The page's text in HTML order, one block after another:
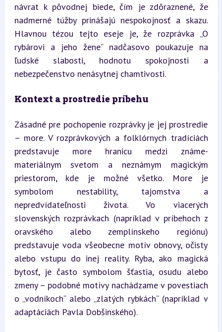
návrat k pôvodnej biede, čím je zdôraznené, že
nadmerné túžby prinášajú nespokojnosť a skazu.
Hlavnou tézou tejto eseje je, že rozprávka „O
rybárovi a jeho žene“ nadčasovo poukazuje na
ľudské slabosti, hodnotu spokojnosti a
nebezpečenstvo nenásytnej chamtivosti.
Kontext a prostredie príbehu
Zásadné pre pochopenie rozprávky je jej prostredie
– more. V rozprávkových a folklórnych tradíciách
predstavuje more hranicu medzi známe-
materiálnym svetom a neznámym magickým
priestorom, kde je možné všetko. More je
symbolom nestability, tajomstva a
nepredvídateľnosti života. Vo viacerých
slovenských rozprávkach (napríklad v príbehoch z
oravského alebo zemplínskeho regiónu)
predstavuje voda všeobecne motív obnovy, očisty
alebo vstupu do inej reality. Ryba, ako magická
bytosť, je často symbolom šťastia, osudu alebo
zmeny – podobné motívy nachádzame v povestiach
o „vodníkoch“ alebo „zlatých rybkách“ (napríklad v
adaptáciách Pavla Dobšinského).